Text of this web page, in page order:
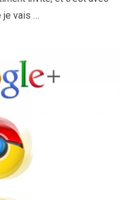
je vais …